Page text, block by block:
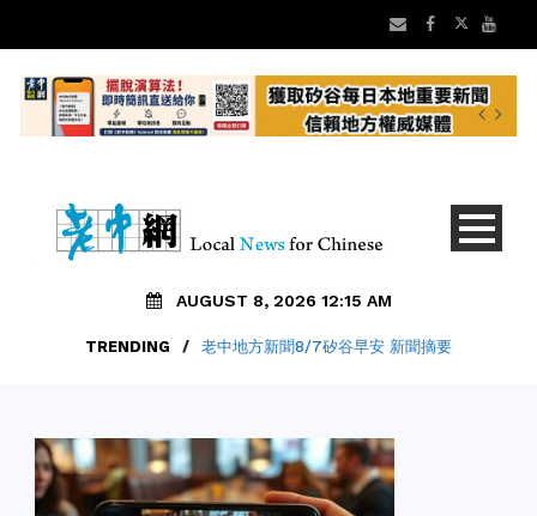
AUGUST 8, 2026 12:15 AM
TRENDING / 老中地方新聞8/7矽谷早安 新聞摘要